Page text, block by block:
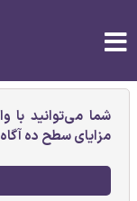
شما می‌توانید با
مزایای سطح ده